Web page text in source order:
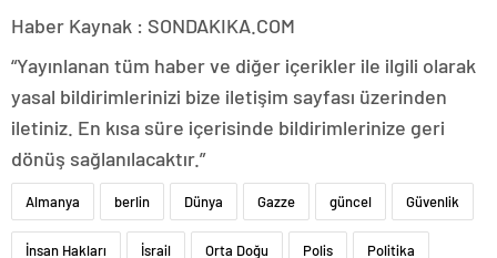
Haber Kaynak : SONDAKIKA.COM
“Yayınlanan tüm haber ve diğer içerikler ile ilgili olarak
yasal bildirimlerinizi bize iletişim sayfası üzerinden
iletiniz. En kısa süre içerisinde bildirimlerinize geri
dönüş sağlanılacaktır.”
Almanya berlin Dünya Gazze güncel Güvenlik
İnsan Hakları İsrail Orta Doğu Polis Politika